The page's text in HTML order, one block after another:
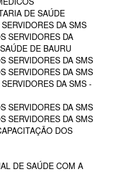
DE SAÚDE
DA SMS
SERVIDORES DA
DE BAURU
SERVIDORES DA SMS
SERVIDORES DA SMS
DA SMS -
SERVIDORES DA SMS
SERVIDORES DA SMS
DOS
DE SAÚDE COM A